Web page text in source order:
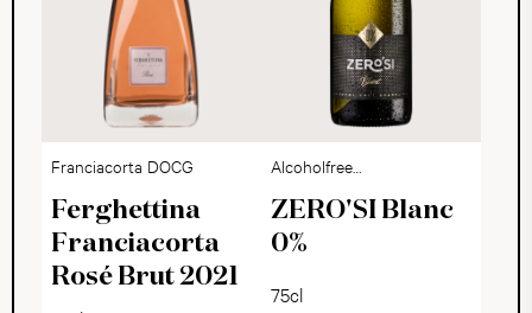
Franciacorta DOCG
Ferghettina
Franciacorta
Rosé Brut 2021
Alcoholfree
Sparkling Dry
ZERO'SI Blanc
0%
75cl